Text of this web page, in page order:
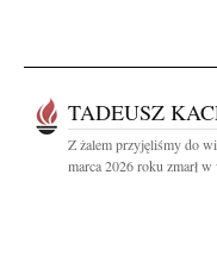
TADEUSZ
Z żalem przyjęliśmy do
marca 2026 roku zmarł